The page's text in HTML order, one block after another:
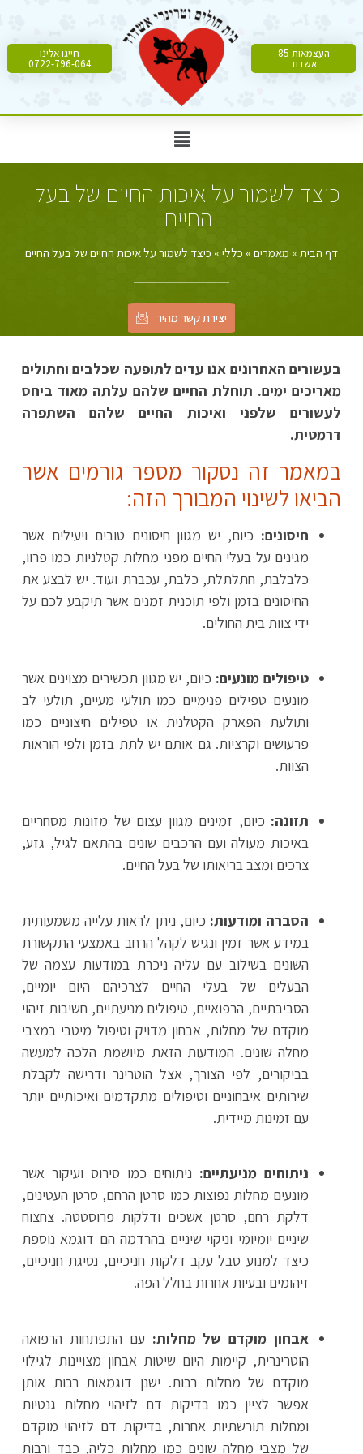
העצמאות 85
אשדוד
חייגו אלינו
0722-796-064
כיצד לשמור על איכות החיים של בעל
החיים
דף הבית » מאמרים » כללי » כיצד לשמור על איכות החיים של בעל החיים
יצירת קשר מהיר
בעשורים האחרונים אנו עדים לתופעה שכלבים וחתולים
מאריכים ימים. תוחלת החיים שלהם עלתה מאוד ביחס
לעשורים שלפני ואיכות החיים שלהם השתפרה
דרמטית.
במאמר זה נסקור מספר גורמים אשר
הביאו לשינוי המבורך הזה:
חיסונים: כיום, יש מגוון חיסונים טובים ויעילים אשר
מגינים על בעלי החיים מפני מחלות קטלניות כמו פרוו,
כלבלבת, חתלתלת, כלבת, עכברת ועוד. יש לבצע את
החיסונים בזמן ולפי תוכנית זמנים אשר תיקבע לכם על
ידי צוות בית החולים.
טיפולים מונעים: כיום, יש מגוון תכשירים מצוינים אשר
מונעים טפילים פנימיים כמו תולעי מעיים, תולעי לב
ותולעת הפארק הקטלנית או טפילים חיצוניים כמו
פרעושים וקרציות. גם אותם יש לתת בזמן ולפי הוראות
הצוות.
תזונה: כיום, זמינים מגוון עצום של מזונות מסחריים
באיכות מעולה ועם הרכבים שונים בהתאם לגיל, גזע,
צרכים ומצב בריאותו של בעל החיים.
הסברה ומודעות: כיום, ניתן לראות עלייה משמעותית
במידע אשר זמין ונגיש לקהל הרחב באמצעי התקשורת
השונים בשילוב עם עליה ניכרת במודעות עצמה של
הבעלים של בעלי החיים לצרכיהם היום יומיים,
הסביבתיים, הרפואיים, טיפולים מניעתיים, חשיבות זיהוי
מוקדם של מחלות, אבחון מדויק וטיפול מיטבי במצבי
מחלה שונים. המודעות הזאת מיושמת הלכה למעשה
בביקורים, לפי הצורך, אצל הוטרינר ודרישה לקבלת
שירותים איבחוניים וטיפולים מתקדמים ואיכותיים יותר
עם זמינות מיידית.
ניתוחים מניעתיים: ניתוחים כמו סירוס ועיקור אשר
מונעים מחלות נפוצות כמו סרטן הרחם, סרטן העטינים,
דלקת רחם, סרטן אשכים ודלקות פרוסטטה. צחצוח
שיניים יומיומי וניקוי שיניים בהרדמה הם דוגמא נוספת
כיצד למנוע סבל עקב דלקות חניכיים, נסיגת חניכיים,
זיהומים ובעיות אחרות בחלל הפה.
אבחון מוקדם של מחלות: עם התפתחות הרפואה
הוטרינרית, קיימות היום שיטות אבחון מצויינות לגילוי
מוקדם של מחלות רבות. ישנן דוגמאות רבות אותן
אפשר לציין כמו בדיקות דם לזיהוי מחלות גנטיות
ומחלות תורשתיות אחרות, בדיקות דם לזיהוי מוקדם
של מצבי מחלה שונים כמו מחלות כליה, כבד ורבות